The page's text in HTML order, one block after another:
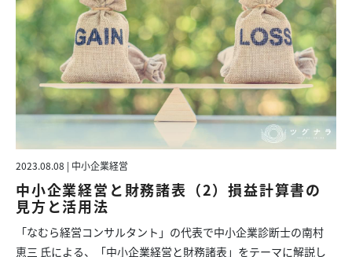
2023.08.08 | 中小企業経営
中小企業経営と財務諸表（2）損益計算書の
見方と活用法
「なむら経営コンサルタント」の代表で中小企業診断士の南村
恵三 氏による、「中小企業経営と財務諸表」をテーマに解説し